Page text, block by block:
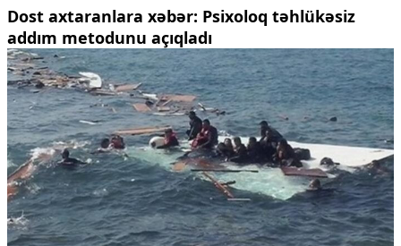
Dost axtaranlara xəbər: Psixoloq təhlükəsiz
addım metodunu açıqladı